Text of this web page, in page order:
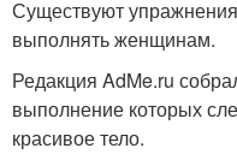
Существуют
выполнять женщинам.
Редакция AdMe.ru
выполнение которых
красивое тело.